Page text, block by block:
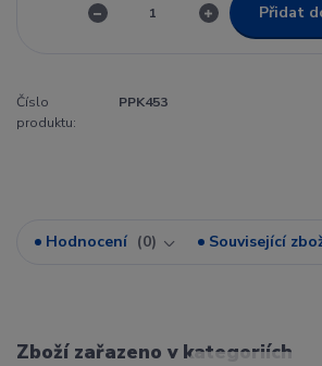
Přidat
Číslo
produktu:
PPK453
Hodnocení 0 Související
Zboží zařazeno v kategoriích